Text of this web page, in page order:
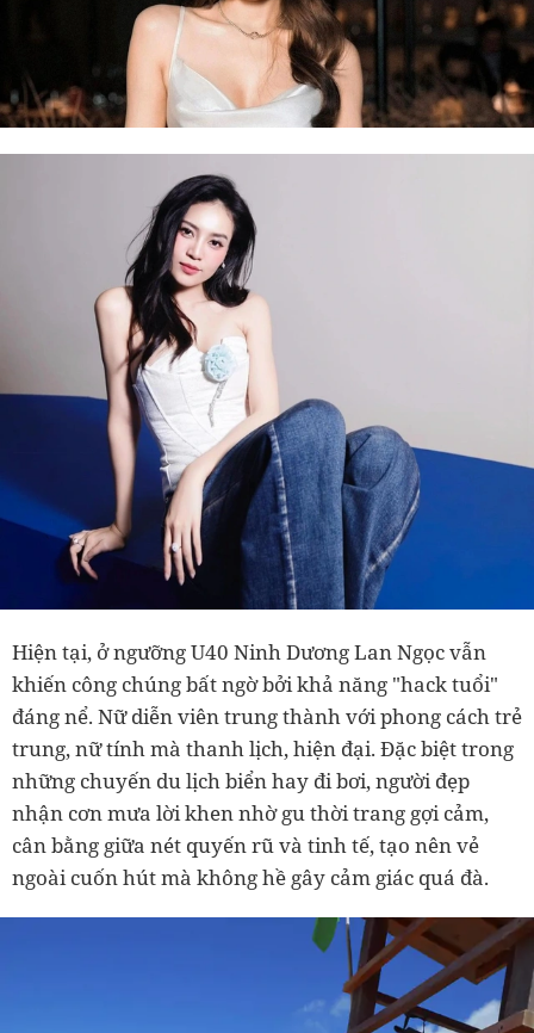
Hiện tại, ở ngưỡng U40 Ninh Dương Lan Ngọc vẫn
khiến công chúng bất ngờ bởi khả năng "hack tuổi"
đáng nể. Nữ diễn viên trung thành với phong cách trẻ
trung, nữ tính mà thanh lịch, hiện đại. Đặc biệt trong
những chuyến du lịch biển hay đi bơi, người đẹp
nhận cơn mưa lời khen nhờ gu thời trang gợi cảm,
cân bằng giữa nét quyến rũ và tinh tế, tạo nên vẻ
ngoài cuốn hút mà không hề gây cảm giác quá đà.